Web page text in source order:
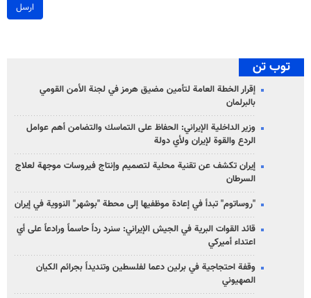
ارسل
توب تن
إقرار الخطة العامة لتأمين مضيق هرمز في لجنة الأمن القومي
بالبرلمان
وزير الداخلية الإيراني: الحفاظ على التماسك والتضامن أهم عوامل
الردع والقوة لإيران ولأي دولة
إيران تكشف عن تقنية محلية لتصميم وإنتاج فيروسات موجهة لعلاج
السرطان
"روساتوم" تبدأ في إعادة موظفيها إلى محطة "بوشهر" النووية في إيران
قائد القوات البرية في الجيش الإيراني: سنرد رداً حاسماً ورادعاً على أي
اعتداء أميركي
وقفة احتجاجية في برلين دعما لفلسطين وتنديداً بجرائم الكيان
الصهیوني